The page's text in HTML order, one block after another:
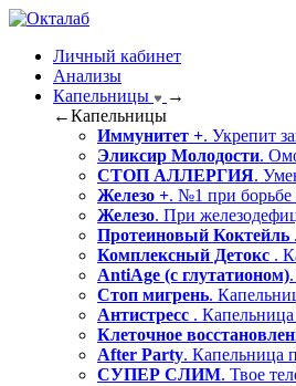
Личный кабинет
Анализы
Капельницы
→
←Капельницы
Иммунитет +. Укрепит
Эликсир Молодости.
СТОП АЛЛЕРГИЯ.
Железо +. №1 при борьбе
Железо. При
Протеиновый Коктейль
Комплексный Детокс .
AntiAge (с глутатионом)
Стоп мигрень.
Антистресс .
Клеточное
After Party. Капельница
СУПЕР СЛИМ. Твое